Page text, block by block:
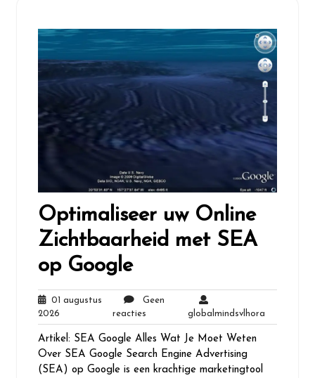
Optimaliseer uw Online
Zichtbaarheid met SEA
op Google
01 augustus
2026
augustus
2026
Geen
reacties
reacties
globalmindsvlhora
Artikel: SEA Google Alles Wat Je Moet Weten
Over SEA Google Search Engine Advertising
(SEA) op Google is een krachtige marketingtool